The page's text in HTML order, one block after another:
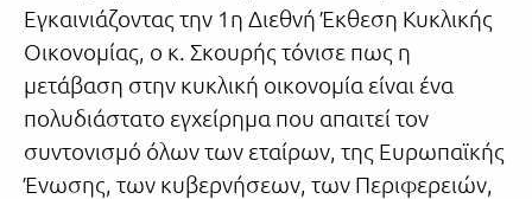
Εγκαινιάζοντας την 1η Διεθνή Έκθεση Κυκλικής
Οικονομίας, ο κ. Σκουρής τόνισε πως η
μετάβαση στην κυκλική οικονομία είναι ένα
πολυδιάστατο εγχείρημα που απαιτεί τον
συντονισμό όλων των εταίρων, της Ευρωπαϊκής
Ένωσης, των κυβερνήσεων, των Περιφερειών,